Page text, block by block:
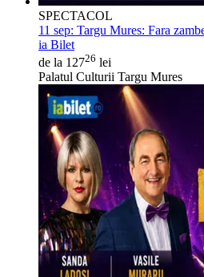
SPECTACOL
11 sep: Targu Mures: Fara
ia Bilet
de la 12726 lei
Palatul Culturii Targu Mures